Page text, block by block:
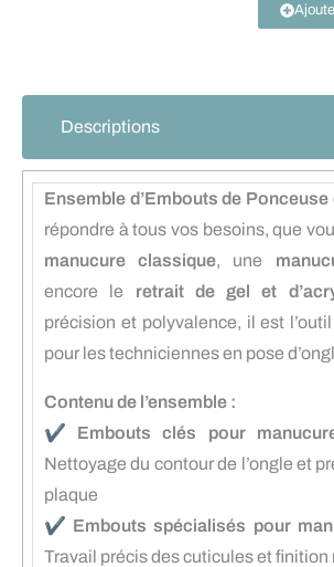
Descriptions
Ensemble d’Embouts de Ponceuse
répondre à tous vos besoins, que
manucure classique, une
encore le retrait de gel et
précision et polyvalence, il est
pour les techniciennes en pose
Contenu de l’ensemble :
✔️ Embouts clés pour
Nettoyage du contour de l’ongle et
plaque
✔️ Embouts spécialisés pour
Travail précis des cuticules et finition